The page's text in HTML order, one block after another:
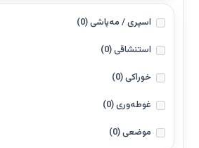
اسپری / مه‌پاشی(0)
استنشاقی(0)
خوراکی(0)
غوطه‌وری(0)
موضعی(0)